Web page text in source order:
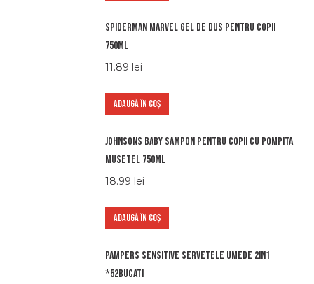
Spiderman marvel gel de dus pentru copii
750ml
11.89 lei
ADAUGĂ ÎN COȘ
Johnsons baby sampon pentru copii cu pompita
musetel 750ml
18.99 lei
ADAUGĂ ÎN COȘ
Pampers sensitive servetele umede 2in1
*52bucati